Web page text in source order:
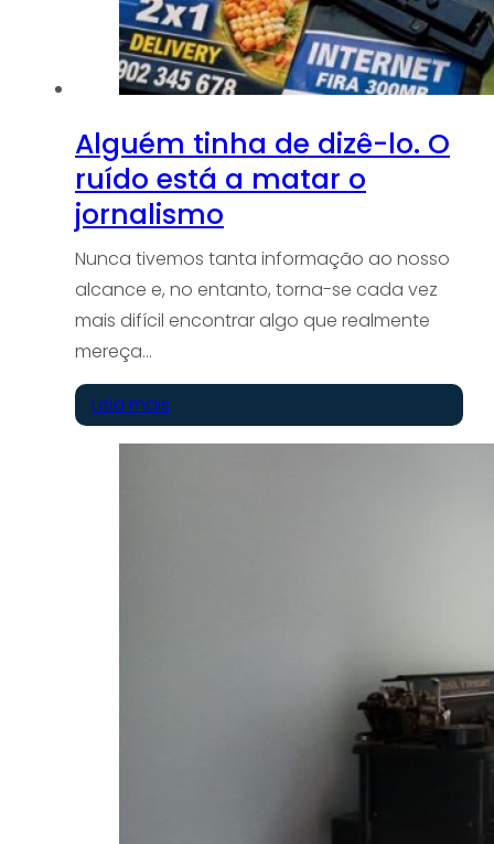
Alguém tinha de dizê-lo. O
ruído está a matar o
jornalismo
Nunca tivemos tanta informação ao nosso
alcance e, no entanto, torna-se cada vez
mais difícil encontrar algo que realmente
mereça…
Leia mais